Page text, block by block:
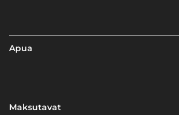
Apua
Maksutavat